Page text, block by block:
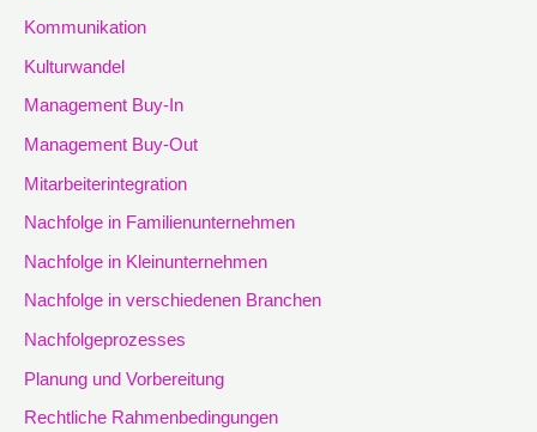
Kommunikation
Kulturwandel
Management Buy-In
Management Buy-Out
Mitarbeiterintegration
Nachfolge in Familienunternehmen
Nachfolge in Kleinunternehmen
Nachfolge in verschiedenen Branchen
Nachfolgeprozesses
Planung und Vorbereitung
Rechtliche Rahmenbedingungen